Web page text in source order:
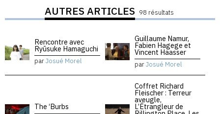
AUTRES ARTICLES 98 résultats
Rencontre avec
Ryūsuke Hamaguchi
parJosué Morel
Guillaume Namur,
Fabien Hagege et
Vincent Haasser
parJosué Morel
The ‘Burbs
Coffret Richard
Fleischer : Terreur
aveugle,
L’Étrangleur de